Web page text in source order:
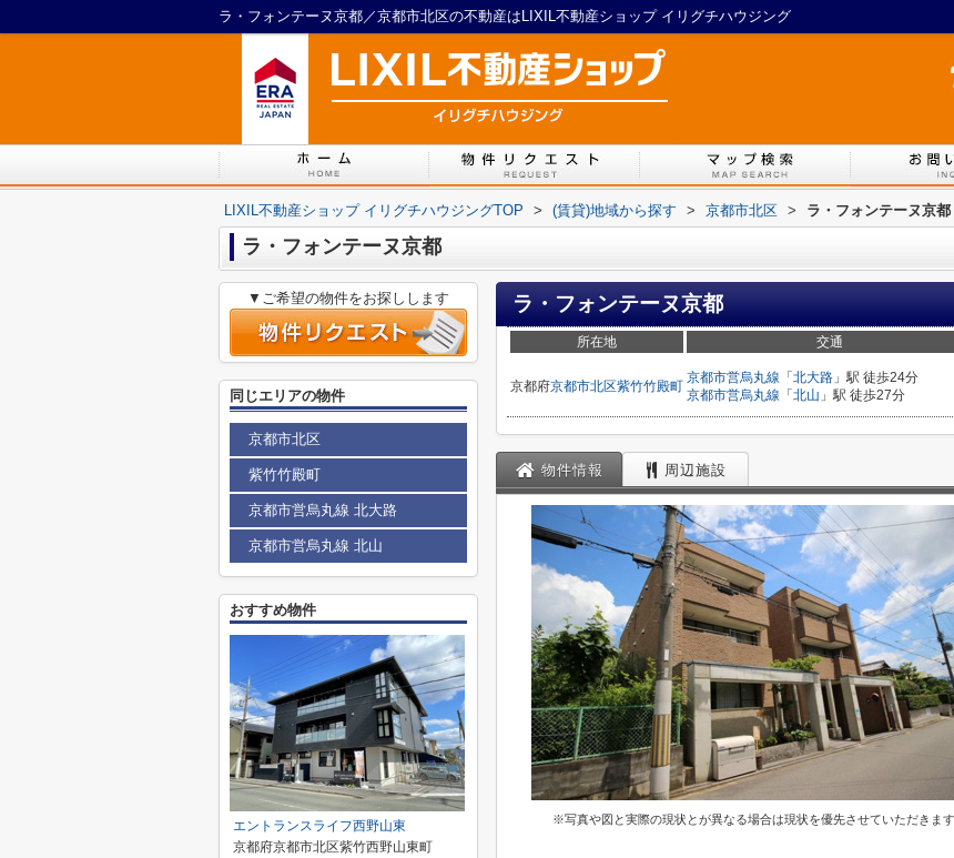
ラ・フォンテーヌ京都／京都市北区の不動産はLIXIL不動産ショップ イリグチハウジング
LIXIL不動産ショップ イリグチハウジングTOP > (賃貸)地域から探す > 京都市北区 > ラ・フォンテーヌ京都
ラ・フォンテーヌ京都
ラ・フォンテーヌ京都
所在地 交通
京都府京都市北区紫竹竹殿町
京都市営烏丸線 「 北大路 」駅 徒歩24分
京都市営烏丸線 「 北山 」駅 徒歩27分
物件情報 周辺施設
※写真や図と実際の現状とが異なる場合は現状を優先させていただきます
▼ご希望の物件をお探しします
同じエリアの物件
京都市北区
紫竹竹殿町
京都市営烏丸線 北大路
京都市営烏丸線 北山
おすすめ物件
エントランスライフ西野山東
京都府京都市北区紫竹西野山東町